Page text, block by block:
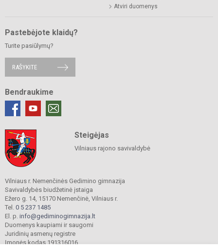
Atviri duomenys
Pastebėjote klaidų?
Turite pasiūlymų?
RAŠYKITE
Bendraukime
Steigėjas
Vilniaus rajono savivaldybė
Vilniaus r. Nemenčinės Gedimino gimnazija
Savivaldybės biudžetinė įstaiga
Ežero g. 14, 15170 Nemenčinė, Vilniaus r.
Tel. 0 5 237 1485
El. p. info@gediminogimnazija.lt
Duomenys kaupiami ir saugomi
Juridinių asmenų registre
Įmonės kodas 191316016